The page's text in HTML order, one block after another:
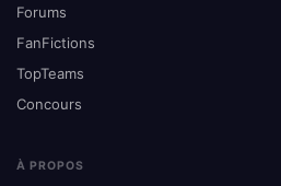
Forums
FanFictions
TopTeams
Concours
À PROPOS